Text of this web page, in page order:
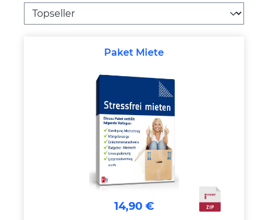
Paket Miete
14,90 €